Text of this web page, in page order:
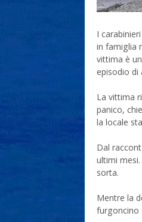
I
in famiglia
vittima è
episodio di
La vittima
panico,
la locale
Dal
ultimi
sorta.
Mentre la
furgoncino